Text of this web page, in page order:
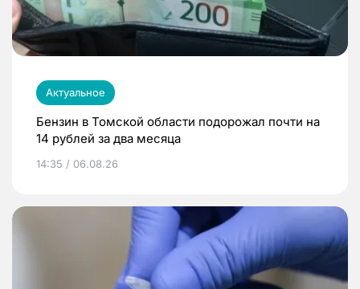
Актуальное
Бензин в Томской области подорожал почти на
14 рублей за два месяца
14:35 / 06.08.26